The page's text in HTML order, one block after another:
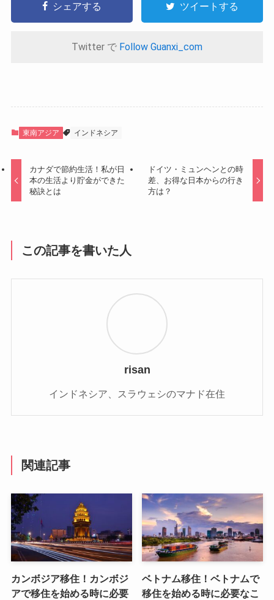
シェアする ツイートする
Twitter で Follow Guanxi_com
東南アジア インドネシア
カナダで節約生活！私が日
本の生活より貯金ができた
秘訣とは
ドイツ・ミュンヘンとの時
差、お得な日本からの行き
方は？
この記事を書いた人
risan
インドネシア、スラウェシのマナド在住
関連記事
カンボジア移住！カンボジ
アで移住を始める時に必要
ベトナム移住！ベトナムで
移住を始める時に必要なこ